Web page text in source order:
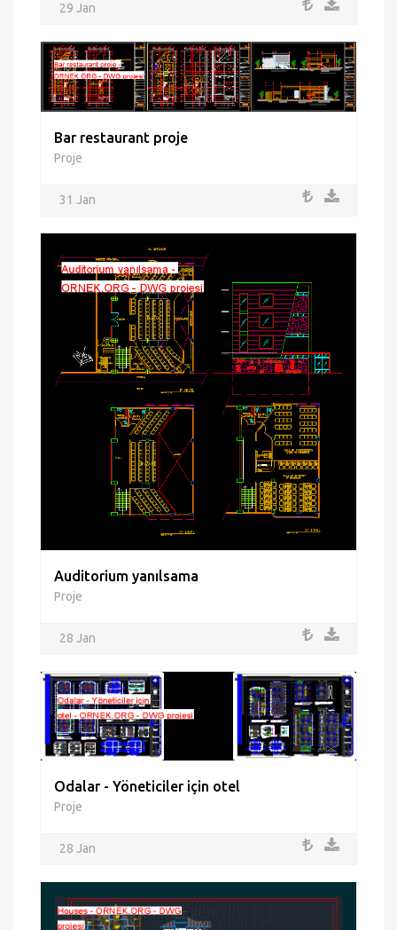
29 Jan
Bar restaurant proje
Proje
31 Jan
Auditorium yanılsama
Proje
28 Jan
Odalar - Yöneticiler için otel
Proje
28 Jan